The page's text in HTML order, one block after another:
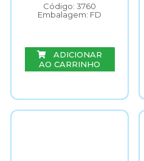
Código: 3760
Embalagem: FD
ADICIONAR
AO CARRINHO